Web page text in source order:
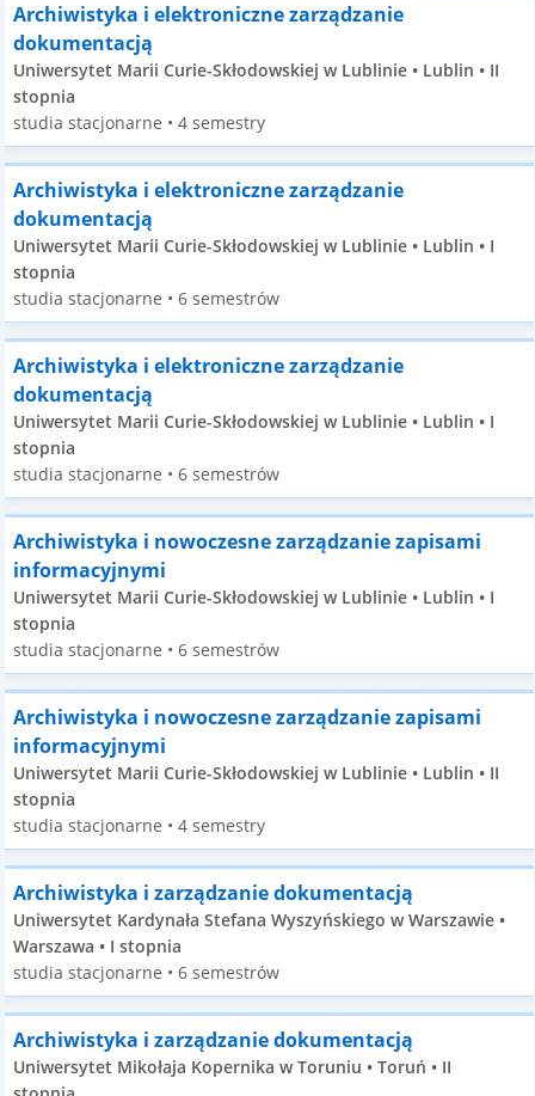
Archiwistyka i elektroniczne zarządzanie
dokumentacją
Uniwersytet Marii Curie-Skłodowskiej w Lublinie • Lublin • II
stopnia
studia stacjonarne • 4 semestry
Archiwistyka i elektroniczne zarządzanie
dokumentacją
Uniwersytet Marii Curie-Skłodowskiej w Lublinie • Lublin • I
stopnia
studia stacjonarne • 6 semestrów
Archiwistyka i elektroniczne zarządzanie
dokumentacją
Uniwersytet Marii Curie-Skłodowskiej w Lublinie • Lublin • I
stopnia
studia stacjonarne • 6 semestrów
Archiwistyka i nowoczesne zarządzanie zapisami
informacyjnymi
Uniwersytet Marii Curie-Skłodowskiej w Lublinie • Lublin • I
stopnia
studia stacjonarne • 6 semestrów
Archiwistyka i nowoczesne zarządzanie zapisami
informacyjnymi
Uniwersytet Marii Curie-Skłodowskiej w Lublinie • Lublin • II
stopnia
studia stacjonarne • 4 semestry
Archiwistyka i zarządzanie dokumentacją
Uniwersytet Kardynała Stefana Wyszyńskiego w Warszawie •
Warszawa • I stopnia
studia stacjonarne • 6 semestrów
Archiwistyka i zarządzanie dokumentacją
Uniwersytet Mikołaja Kopernika w Toruniu • Toruń • II